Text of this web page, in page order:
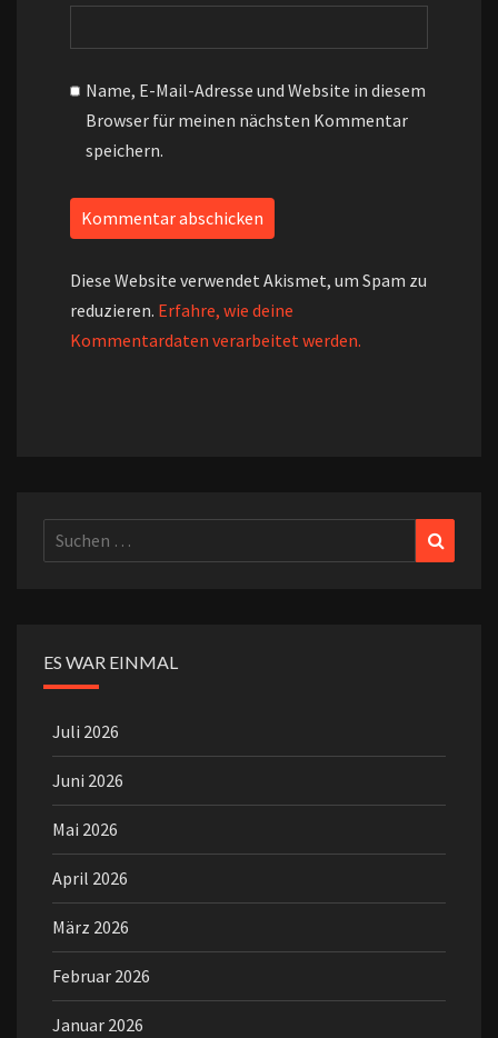
Name, E-Mail-Adresse und Website in diesem
Browser für meinen nächsten Kommentar
speichern.
Diese Website verwendet Akismet, um Spam zu
reduzieren. Erfahre, wie deine
Kommentardaten verarbeitet werden.
Suchen
nach:
ES WAR EINMAL
Juli 2026
Juni 2026
Mai 2026
April 2026
März 2026
Februar 2026
Januar 2026